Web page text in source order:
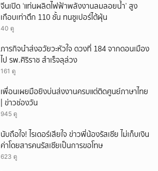
จีนเปิด ‘แท่นผลิตไฟฟ้าพลังงานลมลอยน้ำ’ สูง
เกือบเท่าตึก 110 ชั้น ทนซูเปอร์ไต้ฝุ่น
40 ดู
ภารกิจนำส่งอวัยวะหัวใจ ดวงที่ 184 จากดอนเมือง
ไป รพ.ศิริราช สำเร็จลุล่วง
161 ดู
เพื่อนเผยมือยิงบ่นส่งงานครบแต่ติดศูนย์ภาษาไทย
| ข่าวช่องวัน
945 ดู
นับถือใจ! ไรเดอร์เสียใจ ข่าวพี่น้องรัสเซีย ไม่เก็บเงิน
ค่าโดยสารคนรัสเซียเป็นการขอโทษ
623 ดู